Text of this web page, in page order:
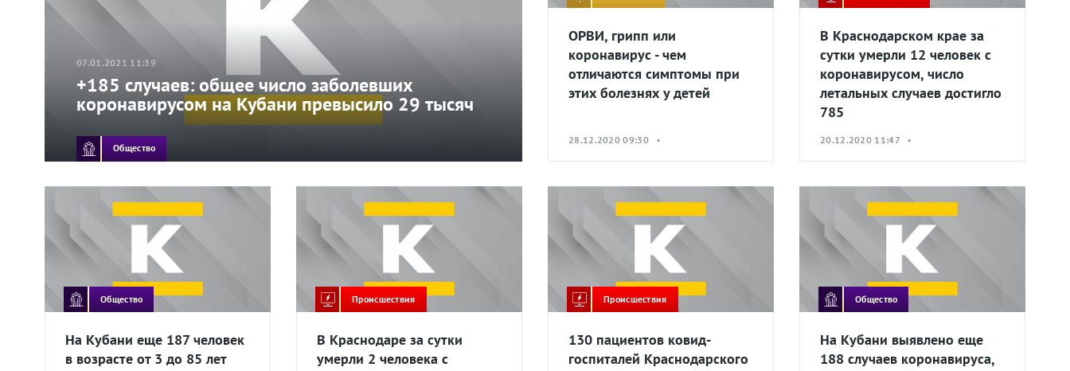
07.01.2021 11:39
+185 случаев: общее число заболевших
коронавирусом на Кубани превысило 29 тысяч
Общество
ОРВИ, грипп или
коронавирус - чем
отличаются симптомы при
этих болезнях у детей
28.12.2020 09:30 •
В Краснодарском крае за
сутки умерли 12 человек с
коронавирусом, число
летальных случаев достигло
785
20.12.2020 11:47 •
Общество
На Кубани еще 187 человек
в возрасте от 3 до 85 лет
Происшествия
В Краснодаре за сутки
умерли 2 человека с
Происшествия
130 пациентов ковид-
госпиталей Краснодарского
Общество
На Кубани выявлено еще
188 случаев коронавируса,